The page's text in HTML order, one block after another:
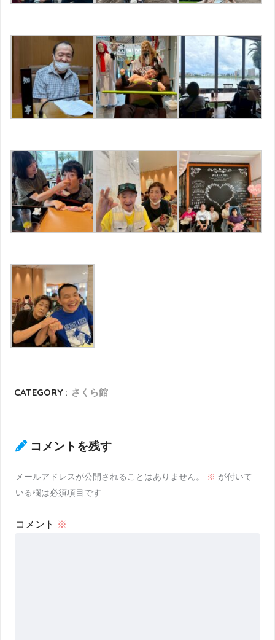
CATEGORY : さくら館
コメントを残す
メールアドレスが公開されることはありません。 ※ が付いて
いる欄は必須項目です
コメント ※